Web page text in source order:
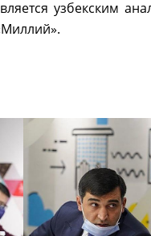
узбекским